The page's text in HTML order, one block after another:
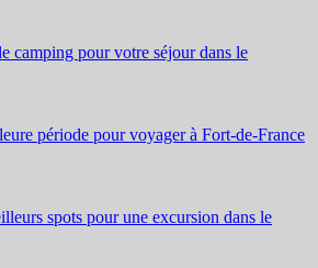
camping pour votre séjour dans le
période pour voyager à Fort-de-France
spots pour une excursion dans le